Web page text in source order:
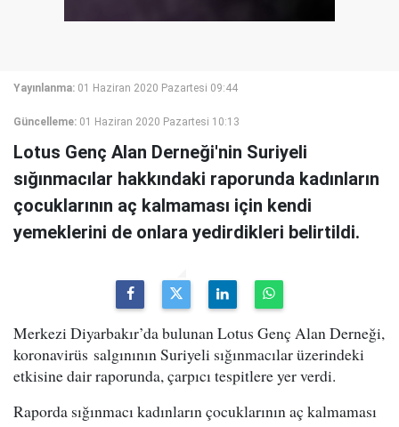
Yayınlanma: 01 Haziran 2020 Pazartesi 09:44
Güncelleme: 01 Haziran 2020 Pazartesi 10:13
Lotus Genç Alan Derneği'nin Suriyeli
sığınmacılar hakkındaki raporunda kadınların
çocuklarının aç kalmaması için kendi
yemeklerini de onlara yedirdikleri belirtildi.
Merkezi Diyarbakır’da bulunan Lotus Genç Alan Derneği,
koronavirüs salgınının Suriyeli sığınmacılar üzerindeki
etkisine dair raporunda, çarpıcı tespitlere yer verdi.
Raporda sığınmacı kadınların çocuklarının aç kalmaması